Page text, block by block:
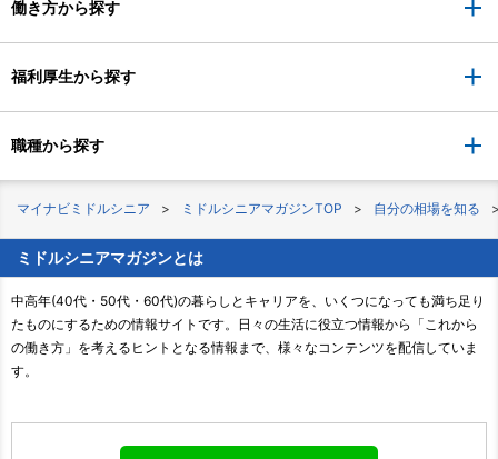
働き方から探す
福利厚生から探す
職種から探す
マイナビミドルシニア ミドルシニアマガジンTOP 自分の相場を知る
ミドルシニアマガジンとは
中高年(40代・50代・60代)の暮らしとキャリアを、いくつになっても満ち足り
たものにするための情報サイトです。日々の生活に役立つ情報から「これから
の働き方」を考えるヒントとなる情報まで、様々なコンテンツを配信していま
す。